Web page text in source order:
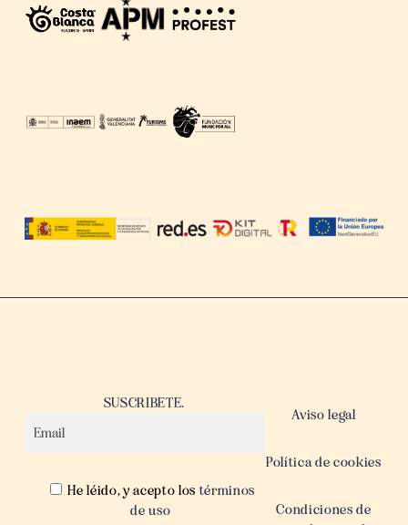
SUSCRIBETE.
He léido, y acepto los términos
de uso
Aviso legal
Política de cookies
Condiciones de